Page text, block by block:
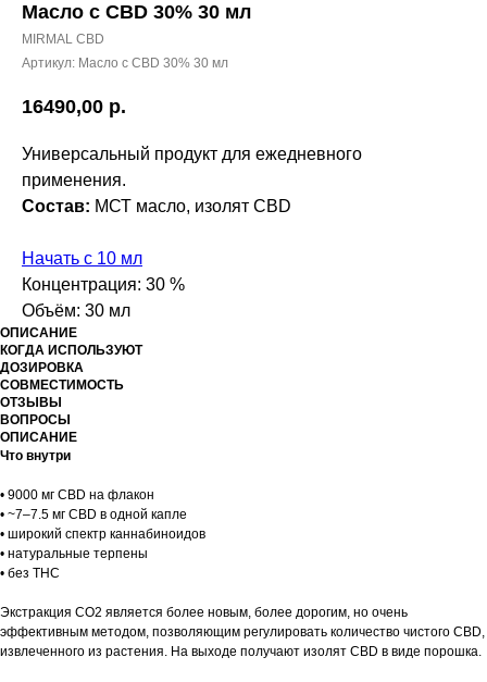
Масло с CBD 30% 30 мл
MIRMAL CBD
Артикул: Масло с CBD 30% 30 мл
16490,00 р.
Универсальный продукт для ежедневного
применения.
Состав: МСТ масло, изолят CBD
Начать с 10 мл
Концентрация: 30 %
Объём: 30 мл
ОПИСАНИЕ
КОГДА ИСПОЛЬЗУЮТ
ДОЗИРОВКА
СОВМЕСТИМОСТЬ
ОТЗЫВЫ
ВОПРОСЫ
ОПИСАНИЕ
Что внутри
• 9000 мг CBD на флакон
• ~7–7.5 мг CBD в одной капле
• широкий спектр каннабиноидов
• натуральные терпены
• без THC
Экстракция СО2 является более новым, более дорогим, но очень
эффективным методом, позволяющим регулировать количество чистого CBD,
извлеченного из растения. На выходе получают изолят CBD в виде порошка.